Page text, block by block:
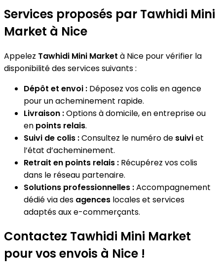
Services proposés par Tawhidi Mini
Market à Nice
Appelez Tawhidi Mini Market à Nice pour vérifier la
disponibilité des services suivants :
Dépôt et envoi : Déposez vos colis en agence
pour un acheminement rapide.
Livraison :Options à domicile, en entreprise ou
en points relais.
Suivi de colis :Consultez le numéro de suiviet
l’état d’acheminement.
Retrait en points relais : Récupérez vos colis
dans le réseau partenaire.
Solutions professionnelles :Accompagnement
dédié via des agences locales et services
adaptés aux e-commerçants.
Contactez Tawhidi Mini Market
pour vos envois à Nice !